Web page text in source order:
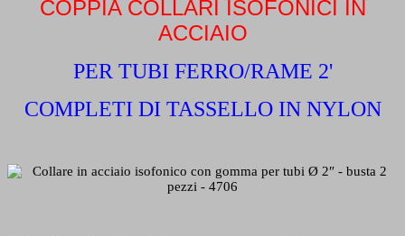
COPPIA COLLARI ISOFONICI IN
ACCIAIO
PER TUBI FERRO/RAME 2'
COMPLETI DI TASSELLO IN NYLON